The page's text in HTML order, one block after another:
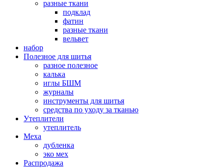
разные ткани
подклад
фатин
разные ткани
вельвет
набор
Полезное для шитья
разное полезное
калька
иглы БШМ
журналы
инструменты для шитья
средства по уходу за тканью
Утеплители
утеплитель
Меха
дубленка
эко мех
Распродажа